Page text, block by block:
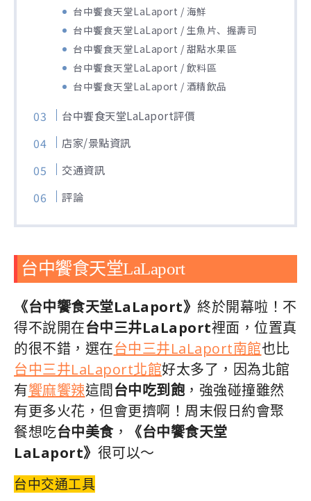
台中饗食天堂LaLaport / 海鮮
台中饗食天堂LaLaport / 生魚片、握壽司
台中饗食天堂LaLaport / 甜點水果區
台中饗食天堂LaLaport / 飲料區
台中饗食天堂LaLaport / 酒精飲品
台中饗食天堂LaLaport評價
店家/景點資訊
交通資訊
評論
台中饗食天堂LaLaport
《台中饗食天堂LaLaport》 終於開幕啦！不
得不說開在台中三井LaLaport裡面，位置真
的很不錯，選在台中三井LaLaport南館也比
台中三井LaLaport北館好太多了，因為北館
有饗麻饗辣這間台中吃到飽 ，強強碰撞雖然
有更多火花，但會更擠啊！周末假日約會聚
餐想吃台中美食，
《台中饗食天堂
LaLaport》 很可以～
台中交通工具